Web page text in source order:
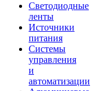
Светодиодные
ленты
Источники
питания
Системы
управления
и
автоматизации